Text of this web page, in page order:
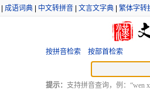
成语词典 中文转拼音 文言文字典 繁体字转
按拼音检索 按部首检索
提示： 支持拼音查询，例：“wen